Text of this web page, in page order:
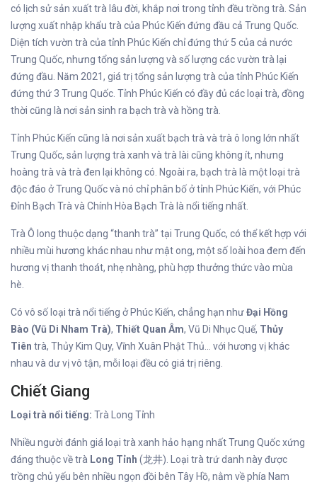
có lịch sử sản xuất trà lâu đời, khắp nơi trong tỉnh đều trồng trà. Sản
lượng xuất nhập khẩu trà của Phúc Kiến đứng đầu cả Trung Quốc.
Diện tích vườn trà của tỉnh Phúc Kiến chỉ đứng thứ 5 của cả nước
Trung Quốc, nhưng tổng sản lượng và số lượng các vườn trà lại
đứng đầu. Năm 2021, giá trị tổng sản lượng trà của tỉnh Phúc Kiến
đứng thứ 3 Trung Quốc. Tỉnh Phúc Kiến có đầy đủ các loại trà, đồng
thời cũng là nơi sản sinh ra bạch trà và hồng trà.
Tỉnh Phúc Kiến cũng là nơi sản xuất bạch trà và trà ô long lớn nhất
Trung Quốc, sản lượng trà xanh và trà lài cũng không ít, nhưng
hoàng trà và trà đen lại không có. Ngoài ra, bạch trà là một loại trà
độc đáo ở Trung Quốc và nó chỉ phân bố ở tỉnh Phúc Kiến, với Phúc
Đỉnh Bạch Trà và Chính Hòa Bạch Trà là nổi tiếng nhất.
Trà Ô long thuộc dạng “thanh trà” tại Trung Quốc, có thể kết hợp với
nhiều mùi hương khác nhau như mật ong, một số loài hoa đem đến
hương vị thanh thoát, nhẹ nhàng, phù hợp thưởng thức vào mùa
hè.
Có vô số loại trà nổi tiếng ở Phúc Kiến, chẳng hạn nhưĐại Hồng
Bào (Vũ Di Nham Trà), Thiết Quan Âm, Vũ Di Nhục Quế, Thủy
Tiên trà, Thủy Kim Quy, Vĩnh Xuân Phật Thủ… với hương vị khác
nhau và dư vị vô tận, mỗi loại đều có giá trị riêng.
Chiết Giang
Loại trà nổi tiếng: Trà Long Tỉnh
Nhiều người đánh giá loại trà xanh hảo hạng nhất Trung Quốc xứng
đáng thuộc về trà Long Tỉnh (龙井). Loại trà trứ danh này được
trồng chủ yếu bên nhiều ngọn đồi bên Tây Hồ, nằm về phía Nam